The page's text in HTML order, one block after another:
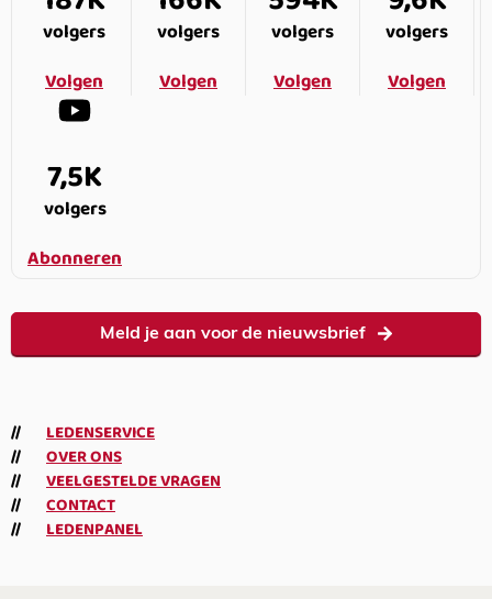
volgers
Volgen
volgers
Volgen
volgers
Volgen
volgers
Volgen
7,5K
volgers
Abonneren
Meld je aan voor de nieuwsbrief
LEDENSERVICE
OVER ONS
VEELGESTELDE VRAGEN
CONTACT
LEDENPANEL